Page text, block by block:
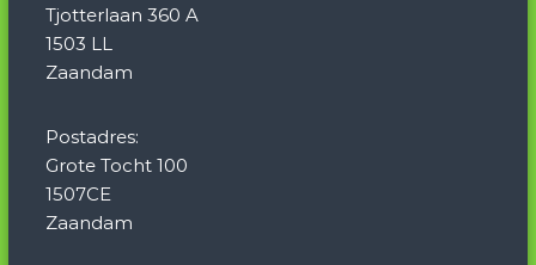
Tjotterlaan 360 A
1503 LL
Zaandam
Postadres:
Grote Tocht 100
1507CE
Zaandam